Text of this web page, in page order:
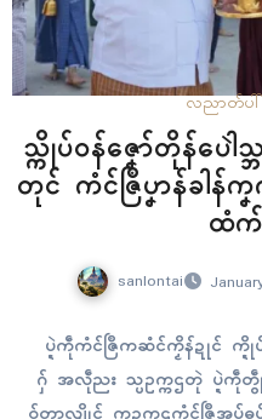
လညာတ်ပ
သ္ကိုပ်ဝန်ဇၞော်တိုန်ပေ
တုၚ် ကံၚ်ဇြဳပၞာန်ခါ
ထံက်
sanlontai
ပ္ဍဲကဵုကံၚ်ဇြဳကဆံၚ်ကၟိန်ဍုၚ် က္ဍို
ဂှ် အလဵုညး သ္ပဥက္ကဌတုဲ ပ္ဍဲ